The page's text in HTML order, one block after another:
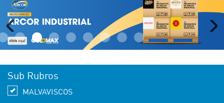
Sub Rubros
MALVAVISCOS